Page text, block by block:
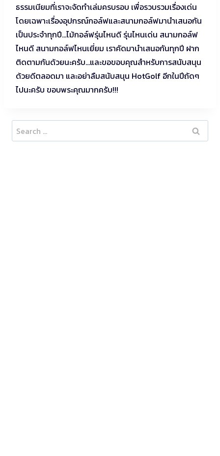
ธรรมเนียมที่เราจะจัดทำเล่มครบรอบ เพื่อรวบรวมเรื่องเด่น
โดยเฉพาะเรื่องอุปกรณ์กอล์ฟและสนามกอล์ฟมานำเสนอกัน
เป็นประจำทุกปี…ไม้กอล์ฟรุ่นไหนดี รุ่นไหนเด่น สนามกอล์ฟ
ไหนดี สนามกอล์ฟไหนเยี่ยม เราคัดมานำเสนอกันทุกปี ฝาก
ติดตามกันด้วยนะครับ…และขอขอบคุณสำหรับการสนับสนุน
ด้วยดีตลอดมา และอย่าลืมสนับสนุน HotGolf อีกในปีถัดๆ
ไปนะครับ ขอบพระคุณมากครับ!!!
Search
for: